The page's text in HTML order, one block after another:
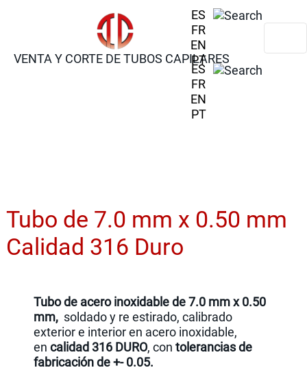
ES
FR
EN
PT
VENTA Y CORTE DE TUBOS CAPILARES
ES
FR
EN
PT
Tubo de 7.0 mm x 0.50 mm
Calidad 316 Duro
Tubo de acero inoxidable de 7.0 mm x 0.50
mm, soldado y re estirado, calibrado
exterior e interior en acero inoxidable,
encalidad 316 DURO, contolerancias de
fabricación de +- 0.05.